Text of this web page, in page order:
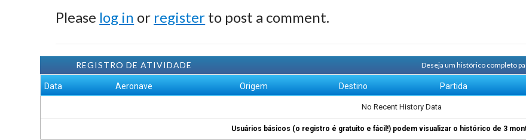
Please log in or register to post a comment.
REGISTRO DE ATIVIDADE Deseja um histórico completo
Data Aeronave Origem Destino Partida
No Recent History Data
Usuários básicos (o registro é gratuito e fácil!) podem visualizar o histórico de 3